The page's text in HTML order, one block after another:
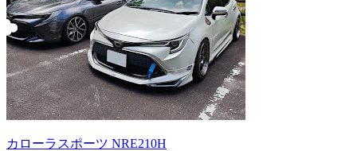
カローラスポーツ NRE210H